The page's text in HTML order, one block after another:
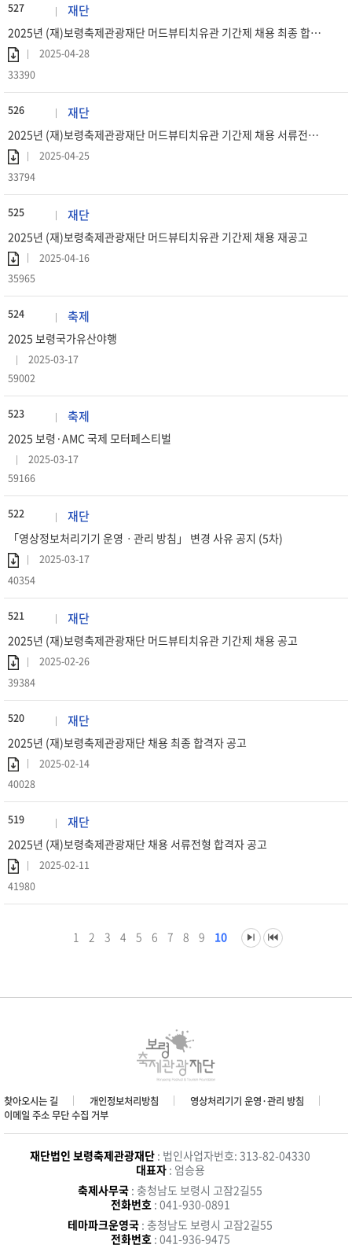
527 재단
2025년 (재)보령축제관광재단 머드뷰티치유관 기간제 채용 최종 합격자 공고
2025-04-28
33390
526 재단
2025년 (재)보령축제관광재단 머드뷰티치유관 기간제 채용 서류전형 합격자 공고
2025-04-25
33794
525 재단
2025년 (재)보령축제관광재단 머드뷰티치유관 기간제 채용 재공고
2025-04-16
35965
524 축제
2025 보령국가유산야행
2025-03-17
59002
523 축제
2025 보령·AMC 국제 모터페스티벌
2025-03-17
59166
522 재단
「영상정보처리기기 운영ㆍ관리 방침」 변경 사유 공지 (5차)
2025-03-17
40354
521 재단
2025년 (재)보령축제관광재단 머드뷰티치유관 기간제 채용 공고
2025-02-26
39384
520 재단
2025년 (재)보령축제관광재단 채용 최종 합격자 공고
2025-02-14
40028
519 재단
2025년 (재)보령축제관광재단 채용 서류전형 합격자 공고
2025-02-11
41980
1 2 3 4 5 6 7 8 9 10
찾아오시는 길 개인정보처리방침
영상처리기기 운영·관리 방침
이메일 주소 무단 수집 거부
재단법인 보령축제관광재단 : 법인사업자번호: 313-82-04330
대표자: 엄승용
축제사무국 : 충청남도 보령시 고잠2길55
전화번호 : 041-930-0891
테마파크운영국 : 충청남도 보령시 고잠2길55
전화번호 : 041-936-9475